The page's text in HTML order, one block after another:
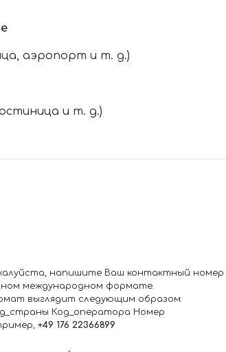
аэропорт и т. д.)
и т. д.)
напишите Ваш контактный номер
международном формате.
выглядит следующим образом:
Код_оператора Номер
+49 176 22366899